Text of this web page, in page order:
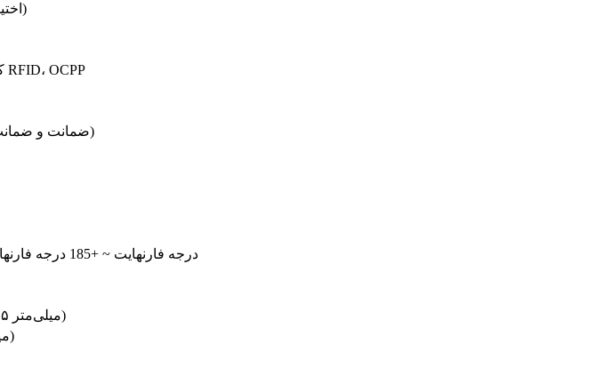
بلوتوث ۵.۲، وای‌فای ۶ (۲.۴G/5G)، اترنت، ۴G (اختیاری)
اتصال و شارژ (رایگان)، اتصال و شارژ (PnC)، کارت RFID، OCPP
UL991، UL1998، UL2231، UL2594، IS015118 (ضمانت و ضمانت)
-22 درجه فارنهایت ~ +185 درجه فارنهایت (-30 درجه سانتیگراد - +85 درجه سانتیگراد)
۱۴.۹۴ اینچ در ۹.۸۵ اینچ در ۴.۹۳ اینچ (۳۷۹x۲۵۰x۱۲۵ میلی‌متر)
20.08 اینچ (امتیاز 10.04 اینچ) (510x340x255 میلی‌متر)